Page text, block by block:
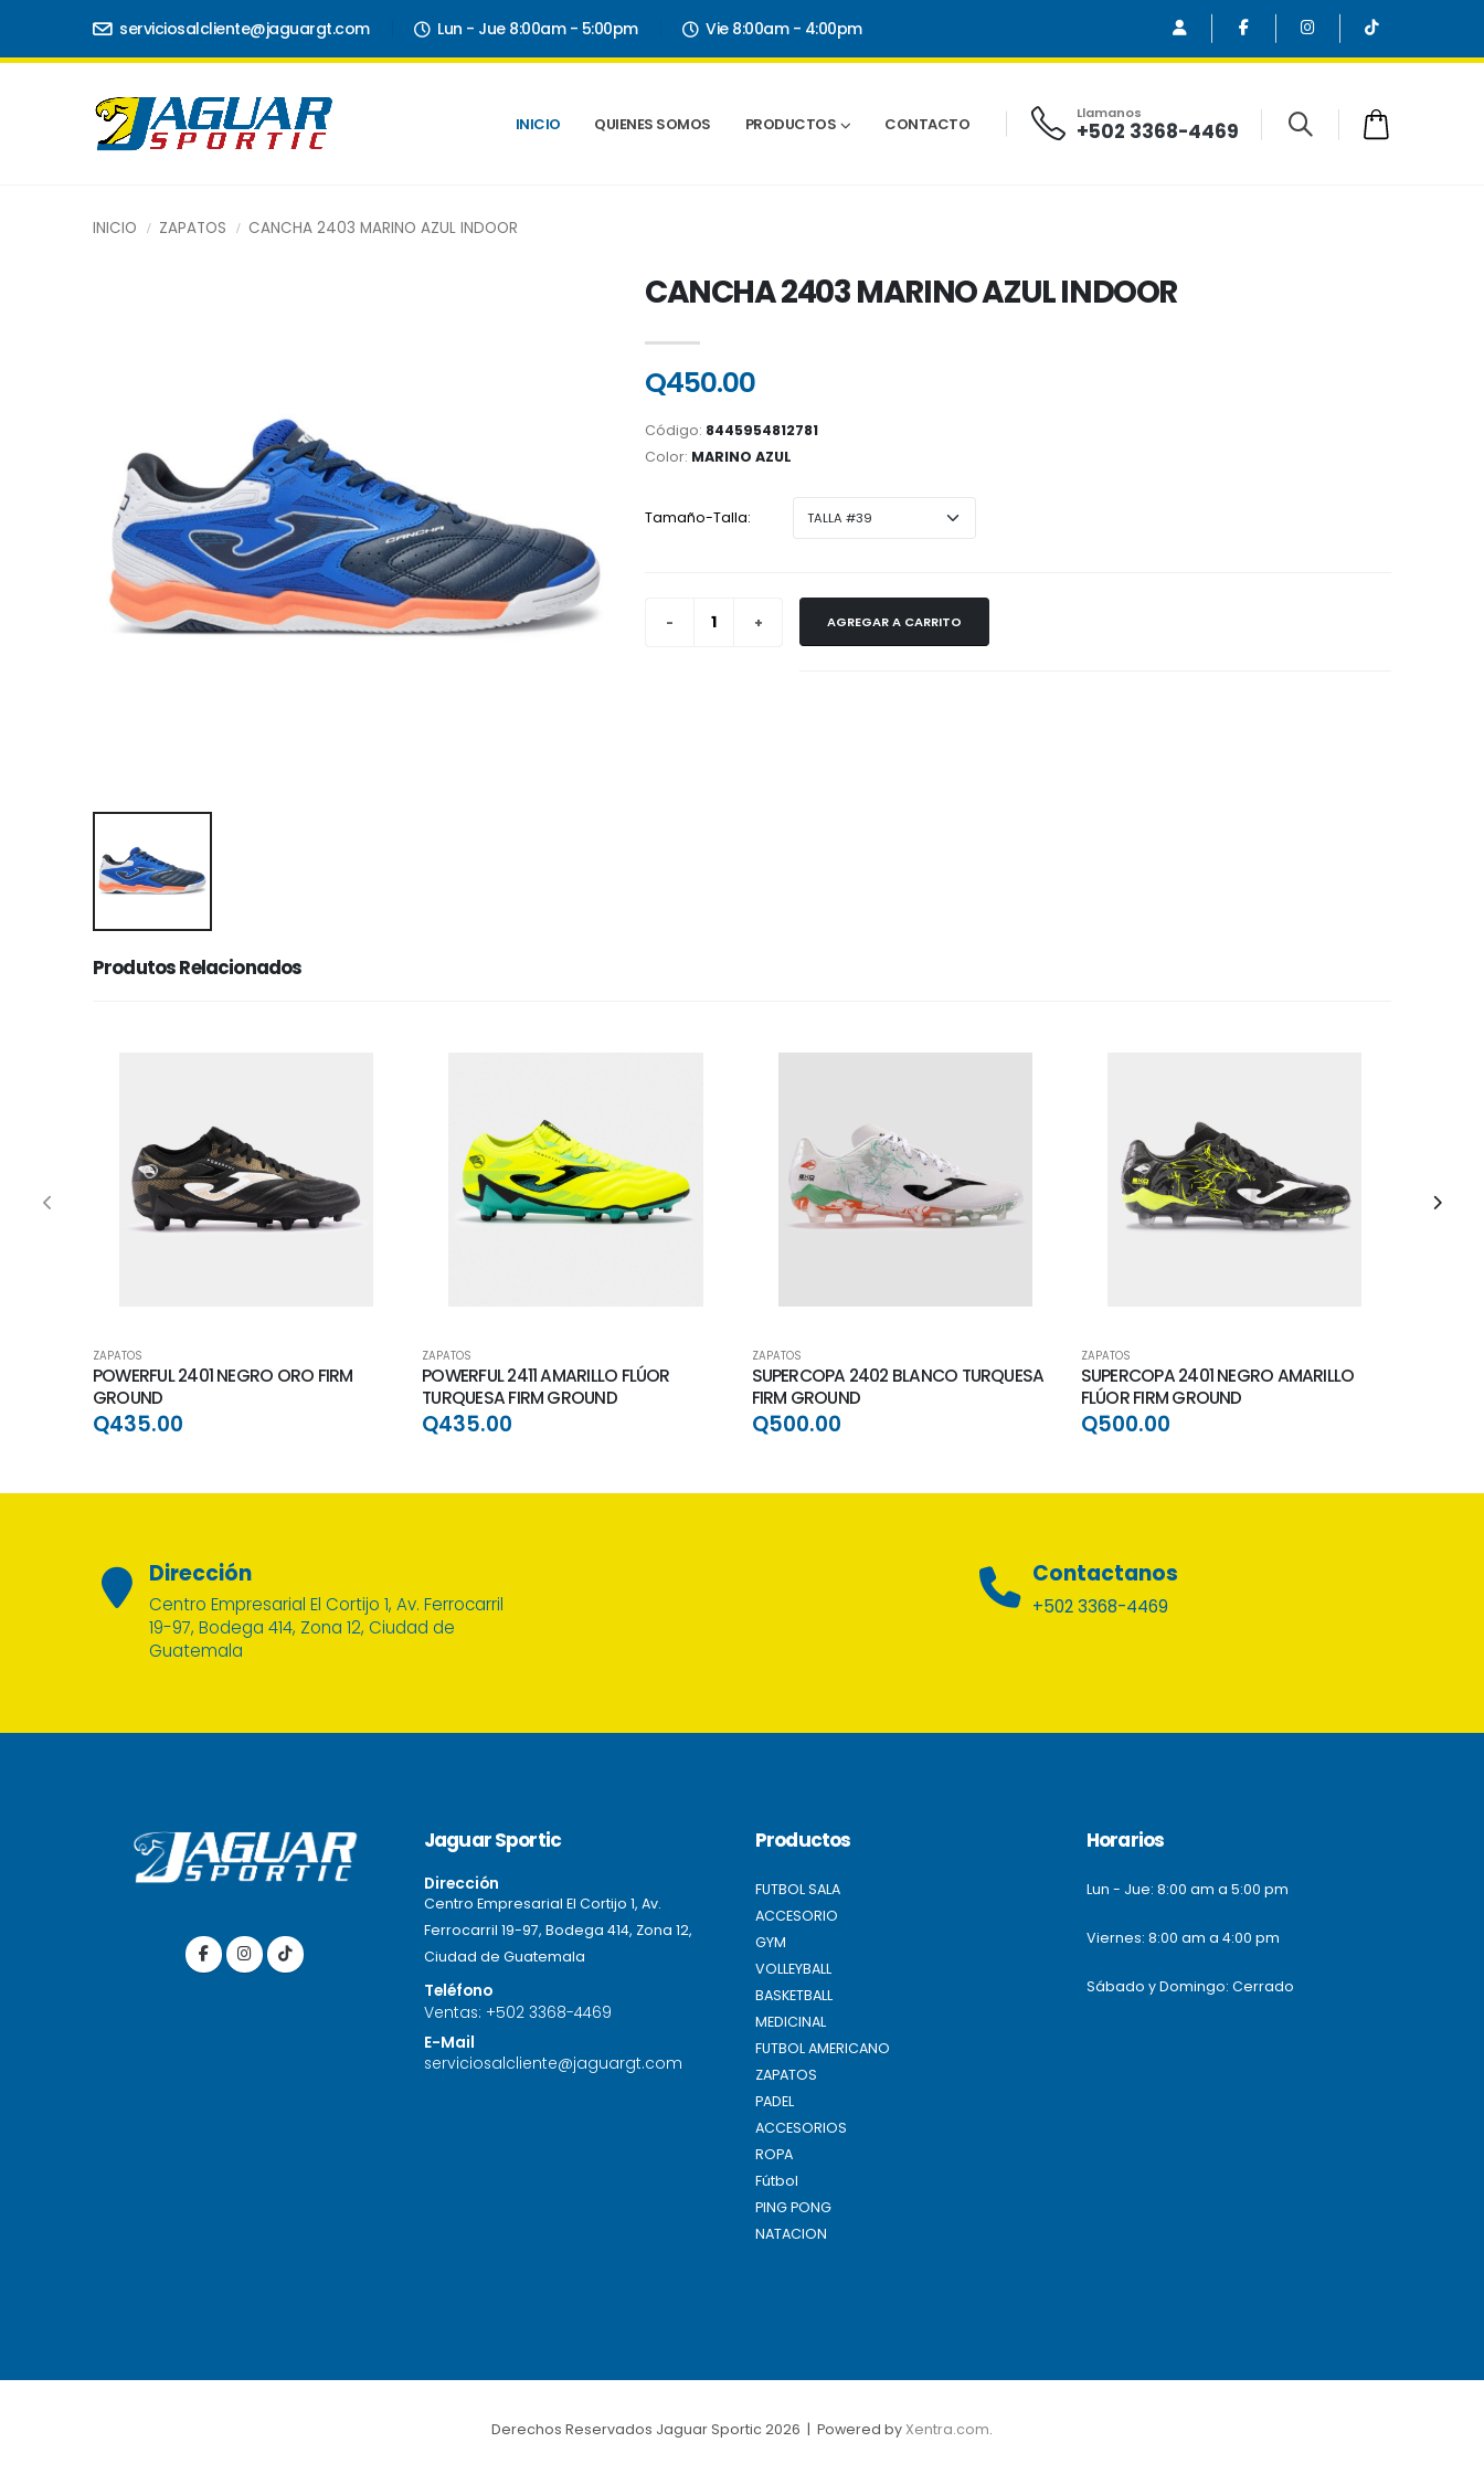
serviciosalcliente@jaguargt.com Lun - Jue 8:00am - 5:00pm Vie 8:00am - 4:00pm
INICIO QUIENES SOMOS PRODUCTOS CONTACTO
Llamanos
+502 3368-4469
INICIO ZAPATOS CANCHA 2403 MARINO AZUL INDOOR
CANCHA 2403 MARINO AZUL INDOOR
Q450.00
Código: 8445954812781
Color: MARINO AZUL
Tamaño-Talla:
AGREGAR A CARRITO
Produtos Relacionados
ZAPATOS
POWERFUL 2401 NEGRO ORO FIRM
GROUND
Q435.00
ZAPATOS
POWERFUL 2411 AMARILLO FLÚOR
TURQUESA FIRM GROUND
Q435.00
ZAPATOS
SUPERCOPA 2402 BLANCO TURQUESA
FIRM GROUND
Q500.00
ZAPATOS
SUPERCOPA 2401 NEGRO AMARILLO
FLÚOR FIRM GROUND
Q500.00
Dirección
Centro Empresarial El Cortijo 1, Av. Ferrocarril
19-97, Bodega 414, Zona 12, Ciudad de
Guatemala
Contactanos
+502 3368-4469
Jaguar Sportic
Dirección
Centro Empresarial El Cortijo 1, Av.
Ferrocarril 19-97, Bodega 414, Zona 12,
Ciudad de Guatemala
Teléfono
Ventas: +502 3368-4469
E-Mail
serviciosalcliente@jaguargt.com
Productos
FUTBOL SALA
ACCESORIO
GYM
VOLLEYBALL
BASKETBALL
MEDICINAL
FUTBOL AMERICANO
ZAPATOS
PADEL
ACCESORIOS
ROPA
Fútbol
PING PONG
NATACION
Horarios
Lun - Jue: 8:00 am a 5:00 pm
Viernes: 8:00 am a 4:00 pm
Sábado y Domingo: Cerrado
Derechos Reservados Jaguar Sportic 2026 | Powered by Xentra.com.